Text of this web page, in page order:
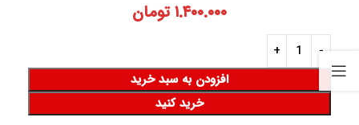
۱.۴۰۰.۰۰۰ تومان
افزودن به سبد خرید
خرید کنید